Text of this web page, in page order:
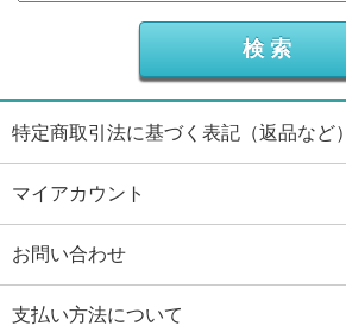
特定商取引法に基づく表記（返品など）
マイアカウント
お問い合わせ
支払い方法について